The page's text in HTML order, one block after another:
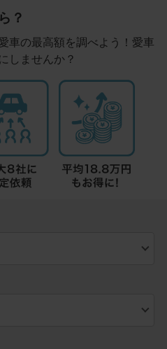
？
車の最高額を調べよう！愛車
しませんか？